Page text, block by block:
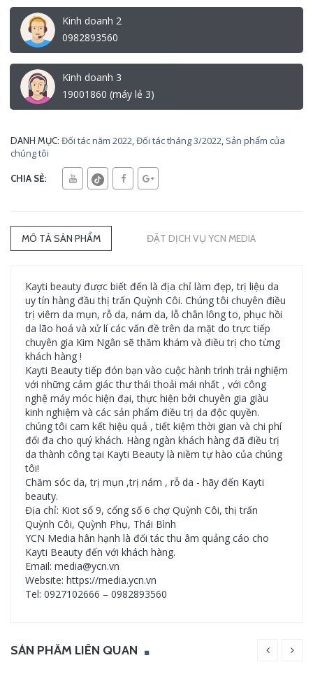
Kinh doanh 2
0982893560
Kinh doanh 3
19001860 (máy lẻ 3)
DANH MỤC: Đối tác năm 2022,Đối tác tháng 3/2022, Sản phẩm của
chúng tôi
CHIA SẺ:
MÔ TẢ SẢN PHẨM ĐẶT DỊCH VỤ YCN MEDIA
Kayti beauty được biết đến là địa chỉ làm đẹp, trị liệu da
uy tín hàng đầu thị trấn Quỳnh Côi. Chúng tôi chuyên điều
trị viêm da mụn, rỗ da, nám da, lỗ chân lông to, phục hồi
da lão hoá và xử lí các vấn đề trên da mặt do trực tiếp
chuyên gia Kim Ngân sẽ thăm khám và điều trị cho từng
khách hàng !
Kayti Beauty tiếp đón bạn vào cuộc hành trình trải nghiệm
với những cảm giác thư thái thoải mái nhất , với công
nghệ máy móc hiện đại, thực hiện bởi chuyên gia giàu
kinh nghiệm và các sản phẩm điều trị da độc quyền.
chúng tôi cam kết hiệu quả , tiết kiệm thời gian và chi phí
đối đa cho quý khách. Hàng ngàn khách hàng đã điều trị
da thành công tại Kayti Beauty là niềm tự hào của chúng
tôi!
Chăm sóc da, trị mụn ,trị nám , rỗ da - hãy đến Kayti
beauty.
Địa chỉ: Kiot số 9, cổng số 6 chợ Quỳnh Côi, thị trấn
Quỳnh Côi, Quỳnh Phụ, Thái Bình
YCN Media hân hạnh là đối tác thu âm quảng cáo cho
Kayti Beauty đến với khách hàng.
Email: media@ycn.vn
Website: https://media.ycn.vn
Tel: 0927102666 – 0982893560
SẢN PHẨM LIÊN QUAN